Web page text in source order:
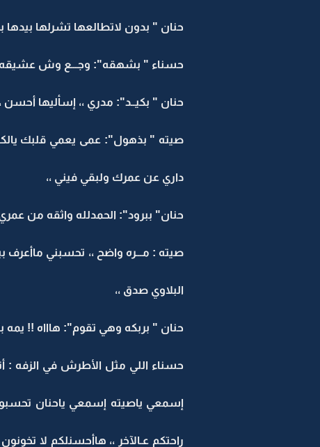
حنان " بدون لاتطالعها تشرلها
حسناء " بشهقه": وجـــع وش
حنان " بكيــد": مدري ،، إسأليها
صيته " بذهول": عمى يعمي قلبك
داري عن عمرك ولبقي فيني ،،
حنان" ببرود": الحمدلله واثقه من
صيته : مـــره واضح ،، تحسبني ماأعرف
البلاوي صدق ،،
حنان " بربكه وهي تقوم": هاااه !! يمه
حسناء اللي مثل الأطرش في الزفه :
إسمعي ياصيته إسمعي ياحنان
راحتكم عـالآخر ،، هاأحسنلكم لا